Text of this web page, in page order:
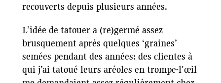
recouverts depuis plusieurs années.
L’idée de tatouer a (re)germé assez
brusquement après quelques ‘graines’
semées pendant des années: des clientes à
qui j’ai tatoué leurs aréoles en trompe-l'œil